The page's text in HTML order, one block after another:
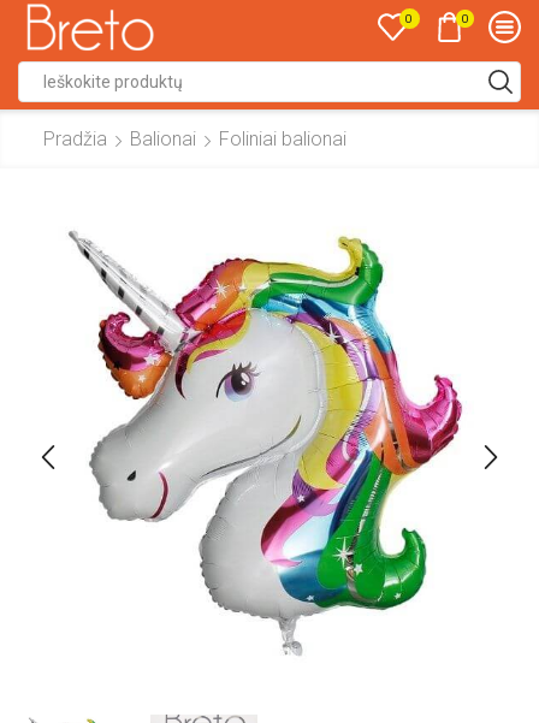
0 0
input
Pradžia Balionai Foliniai balionai